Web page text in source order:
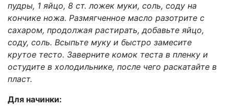
пудры, 1 яйцо, 8 ст. ложек муки, соль, соду на
кончике ножа. Размягченное масло разотрите с
сахаром, продолжая растирать, добавьте яйцо,
соду, соль. Всыпьте муку и быстро замесите
крутое тесто. Заверните комок теста в пленку и
остудите в холодильнике, после чего раскатайте в
пласт.
Для начинки: